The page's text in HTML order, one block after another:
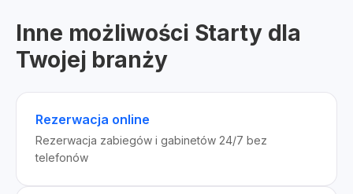
Inne możliwości Starty dla
Twojej branży
Rezerwacja online
Rezerwacja zabiegów i gabinetów 24/7 bez
telefonów